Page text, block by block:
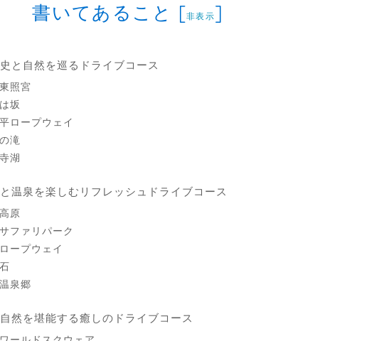
書いてあること [非表示]
と自然を巡るドライブコース
照宮
坂
ロープウェイ
滝
湖
温泉を楽しむリフレッシュドライブコース
原
ファリパーク
ープウェイ
泉郷
然を堪能する癒しのドライブコース